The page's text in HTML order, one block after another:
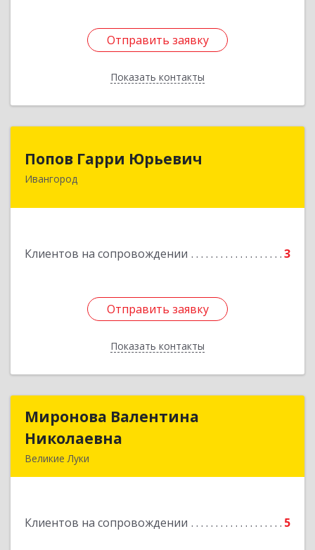
Отправить заявку
Показать контакты
Отправить заявку
Назад
Попов Гарри Юрьевич
Ивангород
Клиентов на сопровождении 3
Отправить заявку
Показать контакты
Отправить заявку
Назад
Миронова Валентина
Николаевна
Великие Луки
Клиентов на сопровождении 5
Миронова Валентина